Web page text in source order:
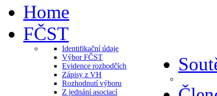
Home
FČST
Identifikační údaje
Výbor FČST
Evidence rozhodčích
Zápisy z VH
Rozhodnutí výboru
Z jednání asociací